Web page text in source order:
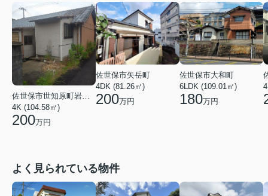
4K (104.58㎡)
200万円
佐世保市矢岳町
4DK (81.26㎡)
200万円
佐世保市大和町
6LDK (109.01㎡)
180万円
よく見られている物件